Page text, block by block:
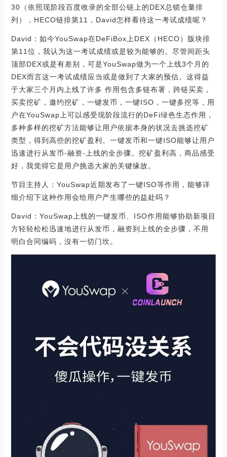
30（依照现阶段百度收录的全部公链上的DEX总锁仓量排
列），HECO链排第11，David怎样看待这一考试成绩呢？
David：如今YouSwap在DeFiBox上DEX（HECO）版块排
第11位，我认为这一考试成绩或是较为能够的。尽管间距头
顶部DEX或是有差别，可是YouSwap做为一个上线3个月的
DEX而言这一考试成绩应当或是做到了大家的预估。这得益
于大家三个月内上线了许多 作用包含多链布署，跨链买卖，
买卖挖矿，邀约挖矿，一键发币，一键ISO，一键多挖等，用
户在YouSwap上可以感受现阶段流行的DeFi绿色生态作用，
多种多样的挖矿方法能够让用户依据本身的状况去挑选挖矿
类型，得到高些的挖矿盈利。一键发币和一键ISO能够让用户
迅速进行从发币-融资-上线的全步骤。挖矿盈利高，商品感受
好，我觉得它是用户挑选大家的关键缘故。
节目主持人：YouSwap近期发布了一键ISO等作用，能够详
细介绍下这种作用会给用户产生哪些的益处吗？
David：YouSwap上线的一键发币、ISO作用能够协助新项目
方轻轻松松迅速地进行从发币，融资到上线的全步骤，不用
明白合同编码，沒有一切门坎。